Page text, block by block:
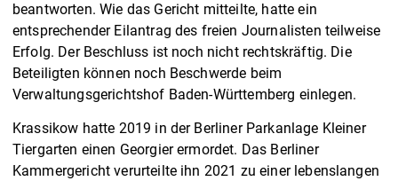
beantworten. Wie das Gericht mitteilte, hatte ein
entsprechender Eilantrag des freien Journalisten teilweise
Erfolg. Der Beschluss ist noch nicht rechtskräftig. Die
Beteiligten können noch Beschwerde beim
Verwaltungsgerichtshof Baden-Württemberg einlegen.
Krassikow hatte 2019 in der Berliner Parkanlage Kleiner
Tiergarten einen Georgier ermordet. Das Berliner
Kammergericht verurteilte ihn 2021 zu einer lebenslangen